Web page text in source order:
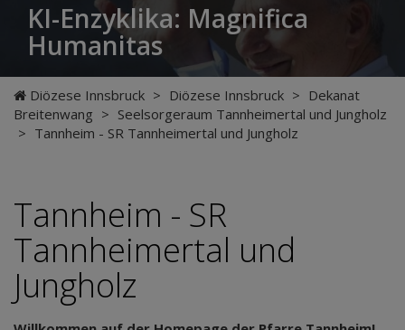
KI-Enzyklika: Magnifica
Humanitas
Diözese Innsbruck > Diözese Innsbruck > Dekanat
Breitenwang > Seelsorgeraum Tannheimertal und Jungholz
> Tannheim - SR Tannheimertal und Jungholz
Tannheim - SR
Tannheimertal und
Jungholz